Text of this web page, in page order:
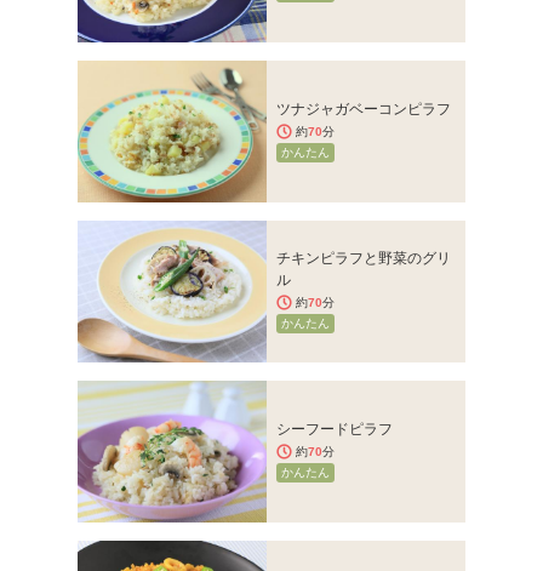
ツナジャガベーコンピラフ
約70分
かんたん
チキンピラフと野菜のグリ
ル
約70分
かんたん
シーフードピラフ
約70分
かんたん